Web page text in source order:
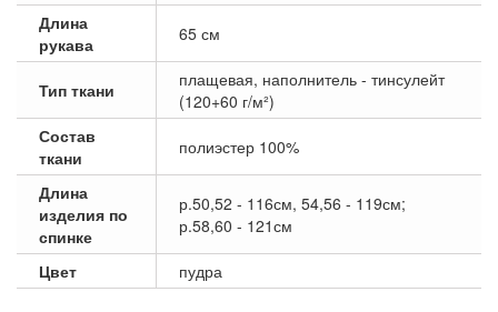
Длина
рукава
65 см
Тип ткани
плащевая, наполнитель - тинсулейт
(120+60 г/м²)
Состав
ткани
полиэстер 100%
Длина
изделия по
спинке
р.50,52 - 116см, 54,56 - 119см;
р.58,60 - 121см
Цвет пудра